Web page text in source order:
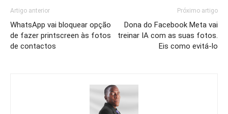
Artigo anterior
WhatsApp vai bloquear opção
de fazer printscreen às fotos
de contactos
Próximo artigo
Dona do Facebook Meta vai
treinar IA com as suas fotos.
Eis como evitá-lo